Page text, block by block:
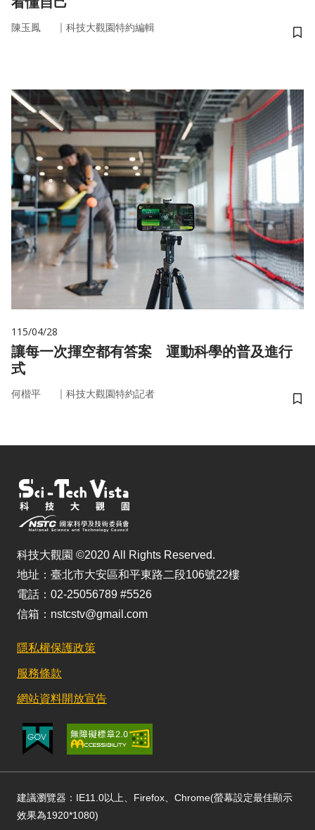
陳玉鳳 ｜ 科技大觀園特約編輯
儲
115/04/28
讓每一次揮空都有答案 運動科學的普及進行
式
何楷平 ｜ 科技大觀園特約記者
儲
科技大觀園 ©2020 All Rights Reserved.
地址：臺北市大安區和平東路二段106號22樓
電話：02-25056789 #5526
信箱：nstcstv@gmail.com
隱私權保護政策
服務條款
網站資料開放宣告
建議瀏覽器：IE11.0以上、Firefox、Chrome(螢幕設定最佳顯示
效果為1920*1080)